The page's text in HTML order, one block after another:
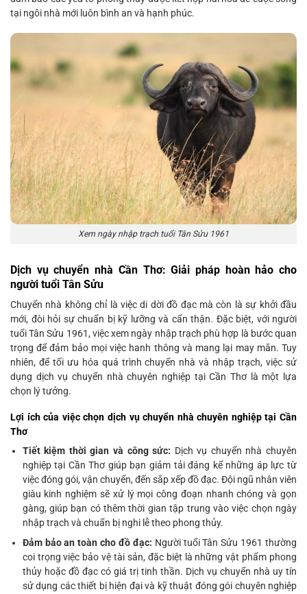
tại ngôi nhà mới luôn bình an và hạnh phúc.
Xem ngày nhập trạch tuổi Tân Sửu 1961
Dịch vụ chuyển nhà Cần Thơ: Giải pháp hoàn hảo cho
người tuổi Tân Sửu
Chuyển nhà không chỉ là việc di dời đồ đạc mà còn là sự khởi đầu
mới, đòi hỏi sự chuẩn bị kỹ lưỡng và cẩn thận. Đặc biệt, với người
tuổi Tân Sửu 1961, việc xem ngày nhập trạch phù hợp là bước quan
trọng để đảm bảo mọi việc hanh thông và mang lại may mắn. Tuy
nhiên, để tối ưu hóa quá trình chuyển nhà và nhập trạch, việc sử
dụng dịch vụ chuyển nhà chuyên nghiệp tại Cần Thơ là một lựa
chọn lý tưởng.
Lợi ích của việc chọn dịch vụ chuyển nhà chuyên nghiệp tại Cần
Thơ
Tiết kiệm thời gian và công sức: Dịch vụ chuyển nhà chuyên
nghiệp tại Cần Thơ giúp bạn giảm tải đáng kể những áp lực từ
việc đóng gói, vận chuyển, đến sắp xếp đồ đạc. Đội ngũ nhân viên
giàu kinh nghiệm sẽ xử lý mọi công đoạn nhanh chóng và gọn
gàng, giúp bạn có thêm thời gian tập trung vào việc chọn ngày
nhập trạch và chuẩn bị nghi lễ theo phong thủy.
Đảm bảo an toàn cho đồ đạc: Người tuổi Tân Sửu 1961 thường
coi trọng việc bảo vệ tài sản, đặc biệt là những vật phẩm phong
thủy hoặc đồ đạc có giá trị tinh thần. Dịch vụ chuyển nhà uy tín
sử dụng các thiết bị hiện đại và kỹ thuật đóng gói chuyên nghiệp